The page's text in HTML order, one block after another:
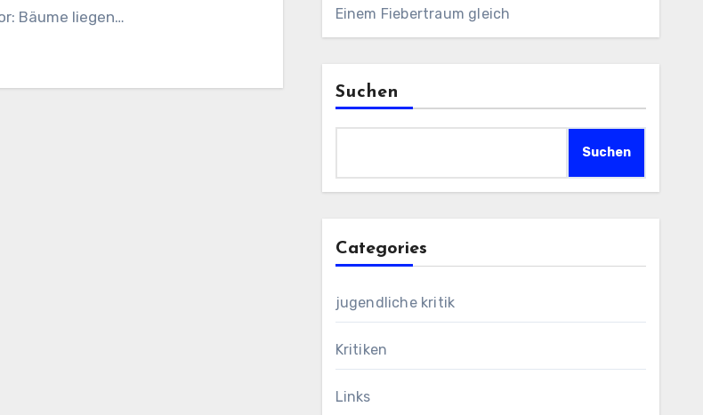
Bäume liegen…
Einem Fiebertraum gleich
Suchen
Suchen
Categories
jugendliche kritik
Kritiken
Links